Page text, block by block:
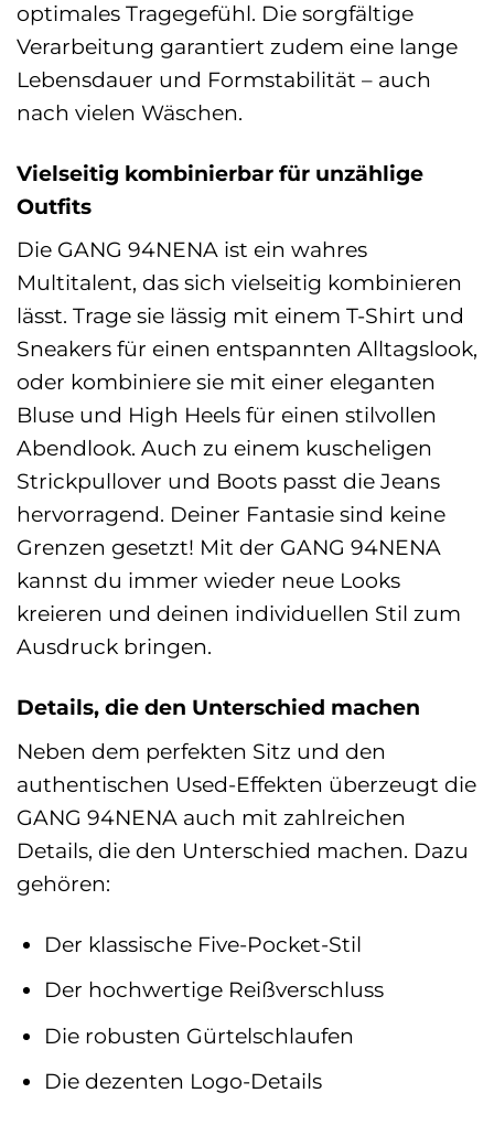
optimales Tragegefühl. Die sorgfältige
Verarbeitung garantiert zudem eine lange
Lebensdauer und Formstabilität – auch
nach vielen Wäschen.
Vielseitig kombinierbar für unzählige
Outfits
Die GANG 94NENA ist ein wahres
Multitalent, das sich vielseitig kombinieren
lässt. Trage sie lässig mit einem T-Shirt und
Sneakers für einen entspannten Alltagslook,
oder kombiniere sie mit einer eleganten
Bluse und High Heels für einen stilvollen
Abendlook. Auch zu einem kuscheligen
Strickpullover und Boots passt die Jeans
hervorragend. Deiner Fantasie sind keine
Grenzen gesetzt! Mit der GANG 94NENA
kannst du immer wieder neue Looks
kreieren und deinen individuellen Stil zum
Ausdruck bringen.
Details, die den Unterschied machen
Neben dem perfekten Sitz und den
authentischen Used-Effekten überzeugt die
GANG 94NENA auch mit zahlreichen
Details, die den Unterschied machen. Dazu
gehören:
Der klassische Five-Pocket-Stil
Der hochwertige Reißverschluss
Die robusten Gürtelschlaufen
Die dezenten Logo-Details